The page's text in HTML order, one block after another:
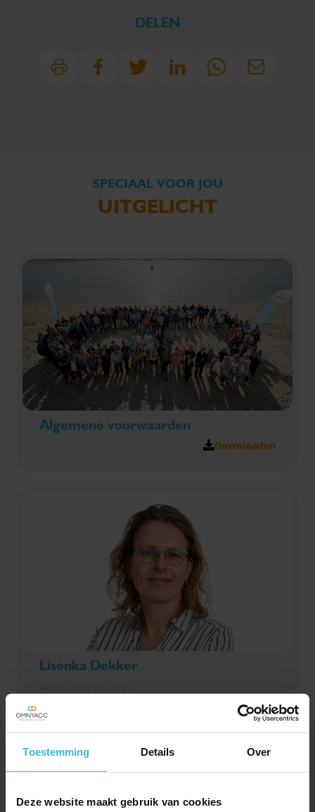
Toestemming Details Over
Deze website maakt gebruik van cookies
DELEN
SPECIAAL VOOR JOU
UITGELICHT
Algemene voorwaarden
Downloaden
Lisenka Dekker